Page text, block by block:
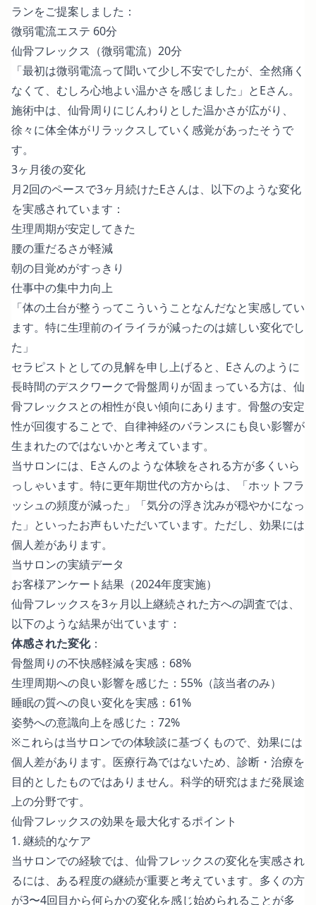
ランをご提案しました：
微弱電流エステ 60分
仙骨フレックス（微弱電流）20分
「最初は微弱電流って聞いて少し不安でしたが、全然痛く
なくて、むしろ心地よい温かさを感じました」とEさん。
施術中は、仙骨周りにじんわりとした温かさが広がり、
徐々に体全体がリラックスしていく感覚があったそうで
す。
3ヶ月後の変化
月2回のペースで3ヶ月続けたEさんは、以下のような変化
を実感されています：
生理周期が安定してきた
腰の重だるさが軽減
朝の目覚めがすっきり
仕事中の集中力向上
「体の土台が整うってこういうことなんだなと実感してい
ます。特に生理前のイライラが減ったのは嬉しい変化でし
た」
セラピストとしての見解を申し上げると、Eさんのように
長時間のデスクワークで骨盤周りが固まっている方は、仙
骨フレックスとの相性が良い傾向にあります。骨盤の安定
性が回復することで、自律神経のバランスにも良い影響が
生まれたのではないかと考えています。
当サロンには、Eさんのような体験をされる方が多くいら
っしゃいます。特に更年期世代の方からは、「ホットフラ
ッシュの頻度が減った」「気分の浮き沈みが穏やかになっ
た」といったお声もいただいています。ただし、効果には
個人差があります。
当サロンの実績データ
お客様アンケート結果（2024年度実施）
仙骨フレックスを3ヶ月以上継続された方への調査では、
以下のような結果が出ています：
体感された変化：
骨盤周りの不快感軽減を実感：68%
生理周期への良い影響を感じた：55%（該当者のみ）
睡眠の質への良い変化を実感：61%
姿勢への意識向上を感じた：72%
※これらは当サロンでの体験談に基づくもので、効果には
個人差があります。医療行為ではないため、診断・治療を
目的としたものではありません。科学的研究はまだ発展途
上の分野です。
仙骨フレックスの効果を最大化するポイント
1. 継続的なケア
当サロンでの経験では、仙骨フレックスの変化を実感され
るには、ある程度の継続が重要と考えています。多くの方
が3〜4回目から何らかの変化を感じ始められることが多